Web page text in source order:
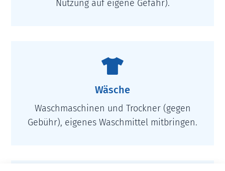
Nutzung auf eigene Gefahr).

Wäsche
Waschmaschinen und Trockner (gegen
Gebühr), eigenes Waschmittel mitbringen.